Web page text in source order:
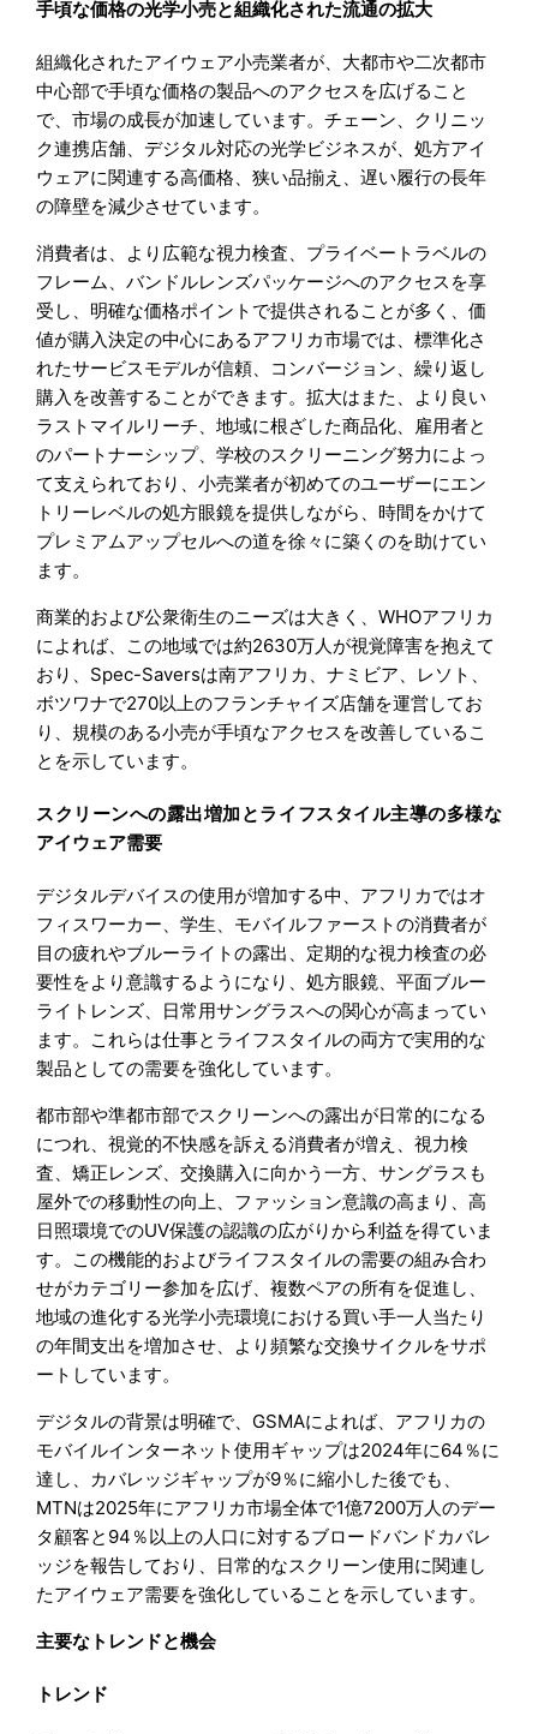
手頃な価格の光学小売と組織化された流通の拡大
組織化されたアイウェア小売業者が、大都市や二次都市
中心部で手頃な価格の製品へのアクセスを広げること
で、市場の成長が加速しています。チェーン、クリニッ
ク連携店舗、デジタル対応の光学ビジネスが、処方アイ
ウェアに関連する高価格、狭い品揃え、遅い履行の長年
の障壁を減少させています。
消費者は、より広範な視力検査、プライベートラベルの
フレーム、バンドルレンズパッケージへのアクセスを享
受し、明確な価格ポイントで提供されることが多く、価
値が購入決定の中心にあるアフリカ市場では、標準化さ
れたサービスモデルが信頼、コンバージョン、繰り返し
購入を改善することができます。拡大はまた、より良い
ラストマイルリーチ、地域に根ざした商品化、雇用者と
のパートナーシップ、学校のスクリーニング努力によっ
て支えられており、小売業者が初めてのユーザーにエン
トリーレベルの処方眼鏡を提供しながら、時間をかけて
プレミアムアップセルへの道を徐々に築くのを助けてい
ます。
商業的および公衆衛生のニーズは大きく、WHOアフリカ
によれば、この地域では約2630万人が視覚障害を抱えて
おり、Spec-Saversは南アフリカ、ナミビア、レソト、
ボツワナで270以上のフランチャイズ店舗を運営してお
り、規模のある小売が手頃なアクセスを改善しているこ
とを示しています。
スクリーンへの露出増加とライフスタイル主導の多様な
アイウェア需要
デジタルデバイスの使用が増加する中、アフリカではオ
フィスワーカー、学生、モバイルファーストの消費者が
目の疲れやブルーライトの露出、定期的な視力検査の必
要性をより意識するようになり、処方眼鏡、平面ブルー
ライトレンズ、日常用サングラスへの関心が高まってい
ます。これらは仕事とライフスタイルの両方で実用的な
製品としての需要を強化しています。
都市部や準都市部でスクリーンへの露出が日常的になる
につれ、視覚的不快感を訴える消費者が増え、視力検
査、矯正レンズ、交換購入に向かう一方、サングラスも
屋外での移動性の向上、ファッション意識の高まり、高
日照環境でのUV保護の認識の広がりから利益を得ていま
す。この機能的およびライフスタイルの需要の組み合わ
せがカテゴリー参加を広げ、複数ペアの所有を促進し、
地域の進化する光学小売環境における買い手一人当たり
の年間支出を増加させ、より頻繁な交換サイクルをサポ
ートしています。
デジタルの背景は明確で、GSMAによれば、アフリカの
モバイルインターネット使用ギャップは2024年に64％に
達し、カバレッジギャップが9％に縮小した後でも、
MTNは2025年にアフリカ市場全体で1億7200万人のデー
タ顧客と94％以上の人口に対するブロードバンドカバレ
ッジを報告しており、日常的なスクリーン使用に関連し
たアイウェア需要を強化していることを示しています。
主要なトレンドと機会
トレンド